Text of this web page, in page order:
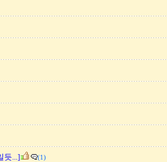
듯...] (1)